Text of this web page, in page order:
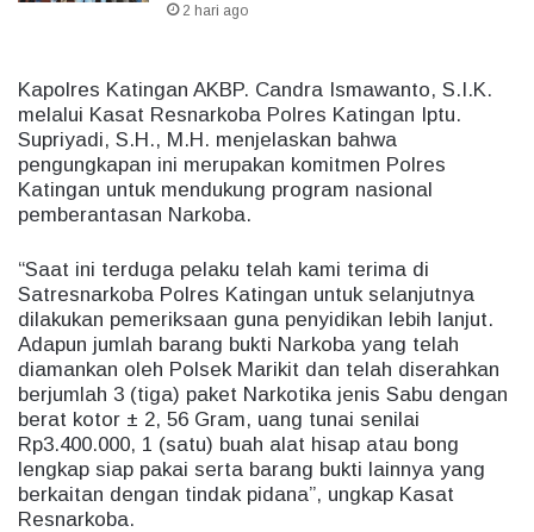
2 hari ago
Kapolres Katingan AKBP. Candra Ismawanto, S.I.K.
melalui Kasat Resnarkoba Polres Katingan Iptu.
Supriyadi, S.H., M.H. menjelaskan bahwa
pengungkapan ini merupakan komitmen Polres
Katingan untuk mendukung program nasional
pemberantasan Narkoba.
“Saat ini terduga pelaku telah kami terima di
Satresnarkoba Polres Katingan untuk selanjutnya
dilakukan pemeriksaan guna penyidikan lebih lanjut.
Adapun jumlah barang bukti Narkoba yang telah
diamankan oleh Polsek Marikit dan telah diserahkan
berjumlah 3 (tiga) paket Narkotika jenis Sabu dengan
berat kotor ± 2, 56 Gram, uang tunai senilai
Rp3.400.000, 1 (satu) buah alat hisap atau bong
lengkap siap pakai serta barang bukti lainnya yang
berkaitan dengan tindak pidana”, ungkap Kasat
Resnarkoba.